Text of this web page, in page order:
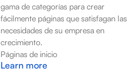
gama de categorías para crear
fácilmente páginas que satisfagan las
necesidades de su empresa en
crecimiento.
Páginas de inicio
Learn more